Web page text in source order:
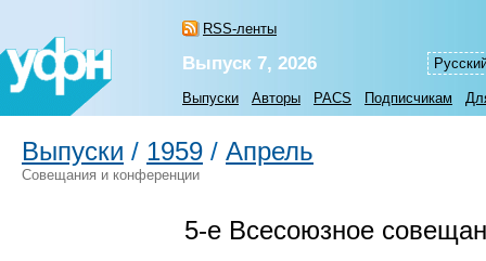
RSS-ленты
Выпуск 7, 2026
Выпуски Авторы PACS Подписчикам
Выпуски / 1959 / Апрель
Совещания и конференции
5-еВсесоюзное